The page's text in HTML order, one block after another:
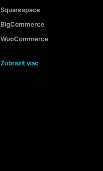
Squarespace
BigCommerce
WooCommerce
Zobraziť viac